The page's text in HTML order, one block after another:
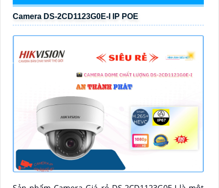
Camera DS-2CD1123G0E-I IP POE